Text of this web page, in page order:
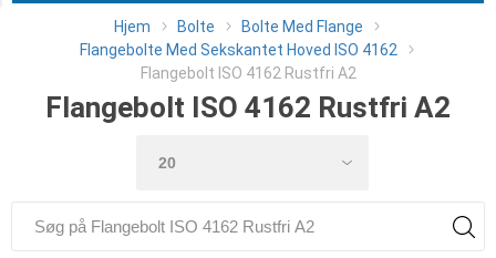
Hjem Bolte
Bolte Med Flange
Flangebolte Med Sekskantet Hoved ISO 4162
Flangebolt ISO 4162 Rustfri A2
Flangebolt ISO 4162 Rustfri A2